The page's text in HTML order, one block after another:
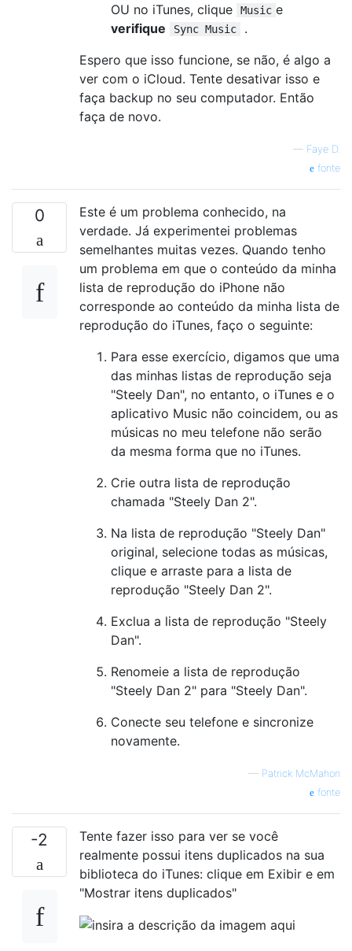
OU no iTunes, clique
Music e
verifique
Sync Music
.
Espero que isso funcione, se não, é algo a
ver com o iCloud. Tente desativar isso e
faça backup no seu computador. Então
faça de novo.
— Faye D.
fonte
0
Este é um problema conhecido, na
verdade. Já experimentei problemas
semelhantes muitas vezes. Quando tenho
um problema em que o conteúdo da minha
lista de reprodução do iPhone não
corresponde ao conteúdo da minha lista de
reprodução do iTunes, faço o seguinte:
Para esse exercício, digamos que uma
das minhas listas de reprodução seja
"Steely Dan", no entanto, o iTunes e o
aplicativo Music não coincidem, ou as
músicas no meu telefone não serão
da mesma forma que no iTunes.
Crie outra lista de reprodução
chamada "Steely Dan 2".
Na lista de reprodução "Steely Dan"
original, selecione todas as músicas,
clique e arraste para a lista de
reprodução "Steely Dan 2".
Exclua a lista de reprodução "Steely
Dan".
Renomeie a lista de reprodução
"Steely Dan 2" para "Steely Dan".
Conecte seu telefone e sincronize
novamente.
— Patrick McMahon
fonte
-2
Tente fazer isso para ver se você
realmente possui itens duplicados na sua
biblioteca do iTunes: clique em Exibir e em
"Mostrar itens duplicados"